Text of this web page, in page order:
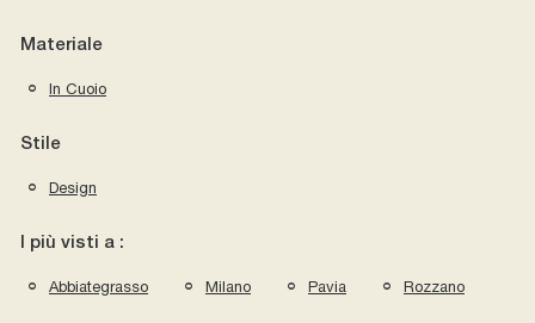
Materiale
In Cuoio
Stile
Design
I più visti a :
Abbiategrasso Milano Pavia Rozzano